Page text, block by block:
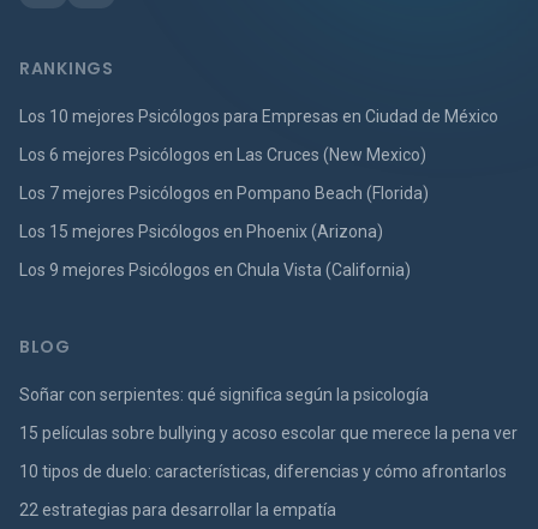
RANKINGS
Los 10 mejores Psicólogos para Empresas en Ciudad de México
Los 6 mejores Psicólogos en Las Cruces (New Mexico)
Los 7 mejores Psicólogos en Pompano Beach (Florida)
Los 15 mejores Psicólogos en Phoenix (Arizona)
Los 9 mejores Psicólogos en Chula Vista (California)
BLOG
Soñar con serpientes: qué significa según la psicología
15 películas sobre bullying y acoso escolar que merece la pena ver
10 tipos de duelo: características, diferencias y cómo afrontarlos
22 estrategias para desarrollar la empatía